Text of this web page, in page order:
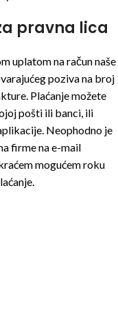
pravna lica
uplatom na račun naše
poziva na broj
Plaćanje možete
pošti ili banci, ili
Neophodno je
firme na e-mail
mogućem roku